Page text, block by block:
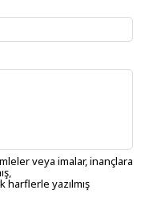
veya imalar, inançlara
harflerle yazılmış